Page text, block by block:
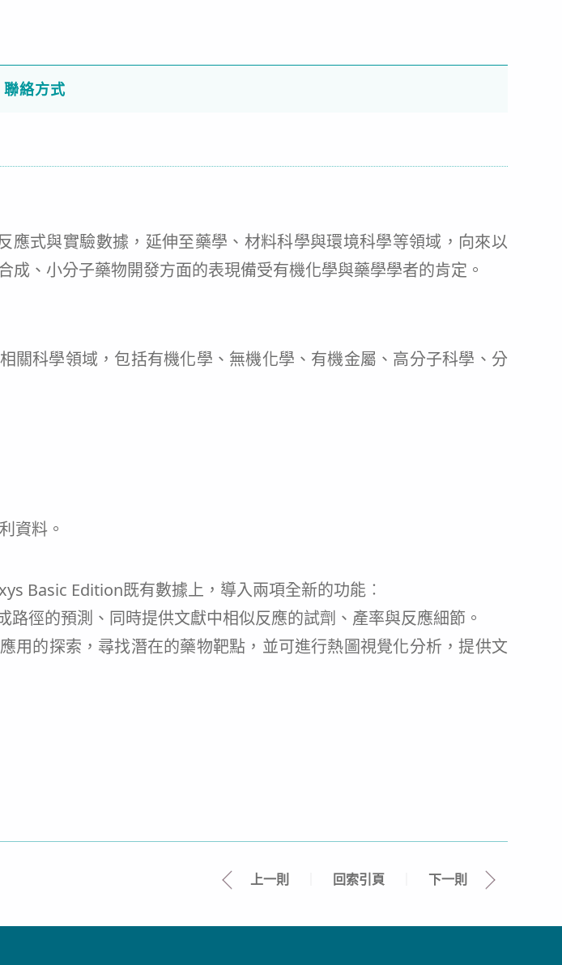
聯絡方式
式與實驗數據，延伸至藥學、材料科學與環境科學等領域，向來以
、小分子藥物開發方面的表現備受有機化學與藥學學者的肯定。
關科學領域，包括有機化學、無機化學、有機金屬、高分子科學、分
資料。
Basic Edition既有數據上，導入兩項全新的功能︰
徑的預測、同時提供文獻中相似反應的試劑、產率與反應細節。
的探索，尋找潛在的藥物靶點，並可進行熱圖視覺化分析，提供文
上一則 回索引頁 下一則